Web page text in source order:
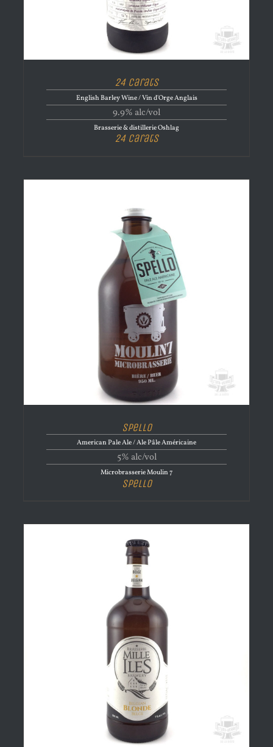
24 Carats
English Barley Wine / Vin d'Orge Anglais
9.9% alc/vol
Brasserie & distillerie Oshlag
24 Carats
Spello
American Pale Ale / Ale Pâle Américaine
5% alc/vol
Microbrasserie Moulin 7
Spello